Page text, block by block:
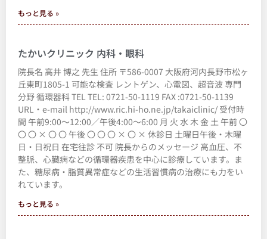
もっと見る »
たかいクリニック 内科・眼科
院長名 高井 博之 先生 住所 〒586-0007 大阪府河内長野市松ヶ
丘東町1805-1 可能な検査 レントゲン、心電図、超音波 専門
分野 循環器科 TEL TEL: 0721-50-1119 FAX :0721-50-1139
URL・e-mail http://www.ric.hi-ho.ne.jp/takaiclinic/ 受付時
間 午前9:00～12:00／午後4:00～6:00 月 火 水 木 金 土 午前 〇
〇 〇 × 〇 〇 午後 〇 〇 〇 × 〇 × 休診日 土曜日午後・木曜
日・日祝日 在宅往診 不可 院長からのメッセージ 高血圧、不
整脈、心臓病などの循環器疾患を中心に診療しています。ま
た、糖尿病・脂質異常症などの生活習慣病の治療にも力をい
れています。
もっと見る »